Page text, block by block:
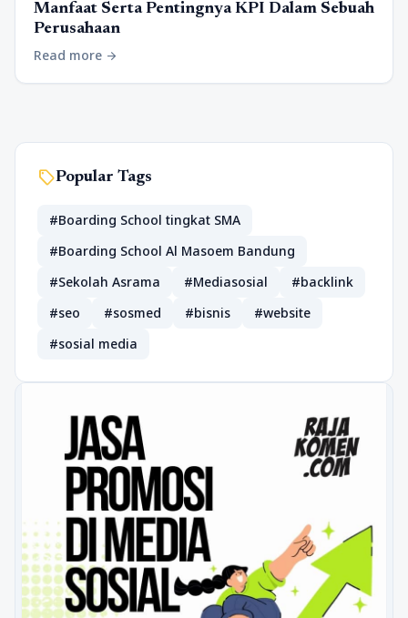
Manfaat Serta Pentingnya KPI Dalam Sebuah
Perusahaan
Read more arrow_forward
sellPopular Tags
#Boarding School tingkat SMA
#Boarding School Al Masoem Bandung
#Sekolah Asrama
#Mediasosial
#backlink
#seo
#sosmed #bisnis
#website
#sosial media